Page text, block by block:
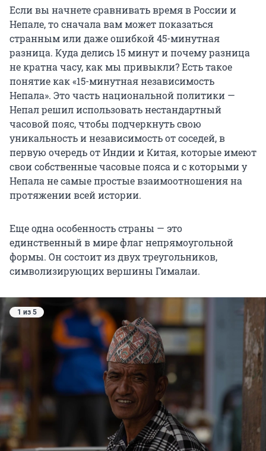
Если вы начнете сравнивать время в России и
Непале, то сначала вам может показаться
странным или даже ошибкой 45-минутная
разница. Куда делись 15 минут и почему разница
не кратна часу, как мы привыкли? Есть такое
понятие как «15-минутная независимость
Непала». Это часть национальной политики —
Непал решил использовать нестандартный
часовой пояс, чтобы подчеркнуть свою
уникальность и независимость от соседей, в
первую очередь от Индии и Китая, которые имеют
свои собственные часовые пояса и с которыми у
Непала не самые простые взаимоотношения на
протяжении всей истории.
Еще одна особенность страны — это
единственный в мире флаг непрямоугольной
формы. Он состоит из двух треугольников,
символизирующих вершины Гималаи.
1 из 5